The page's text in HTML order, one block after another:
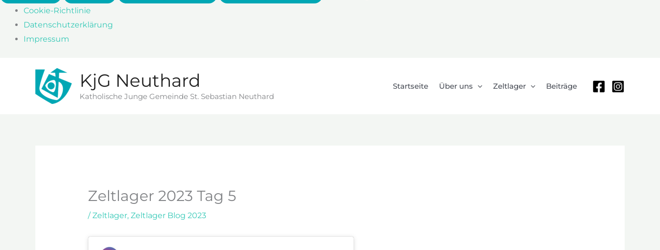
Cookie-Richtlinie
Datenschutzerklärung
Impressum
KjG Neuthard
Katholische Junge Gemeinde St. Sebastian Neuthard
Startseite Über uns Zeltlager Beiträge
Zeltlager 2023 Tag 5
/Zeltlager, Zeltlager Blog 2023